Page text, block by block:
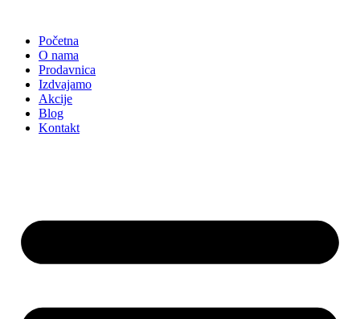
sadržajPočetna
O nama
Prodavnica
Izdvajamo
Akcije
Blog
Kontakt